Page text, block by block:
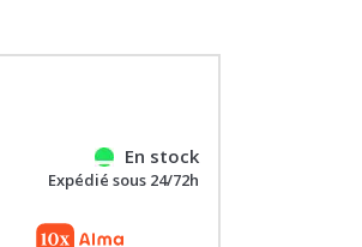
En stock
Expédié sous 24/72h